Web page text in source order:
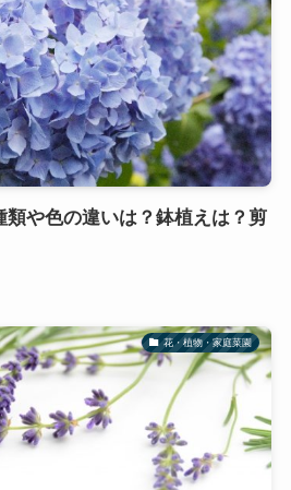
類や色の違いは？鉢植えは？剪
花・植物・家庭菜園